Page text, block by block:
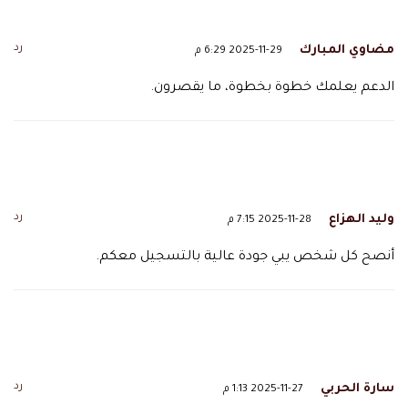
مضاوي المبارك 2025-11-29 6:29 م رد
الدعم يعلمك خطوة بخطوة، ما يقصرون.
وليد الهزاع 2025-11-28 7:15 م رد
أنصح كل شخص يبي جودة عالية بالتسجيل معكم.
سارة الحربي 2025-11-27 1:13 م رد